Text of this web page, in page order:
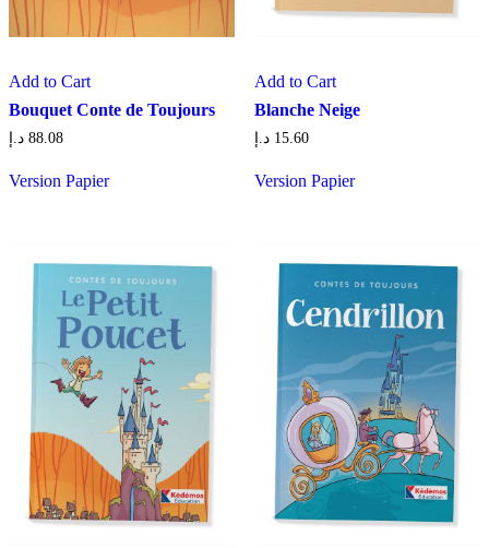
Add to Cart
Bouquet Conte de Toujours
88.08 د.إ
Version Papier
Add to Cart
Blanche Neige
15.60 د.إ
Version Papier